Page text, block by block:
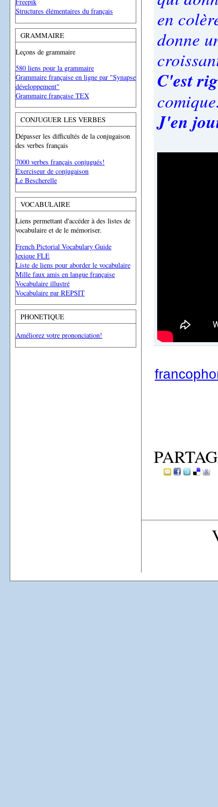
Structures élémentaires du français
GRAMMAIRE
Leçons de grammaire
580 liens pour la grammaire
Grammaire française en ligne par "Synapse
développement"
Grammaire française TEX
CONJUGUER LES VERBES
Dépasser les difficultés de la conjugaison
des verbes français
7000 verbes français conjugués!
Exerciseur de conjugaison
Le Bescherelle
VOCABULAIRE
Liens permettant d'accéder à des listes de
vocabulaire et de le mémoriser.
French Pictorial Vocabulary Guide
lexique FLE
Liste de liens pour aborder le vocabulaire
Mille faux amis en langue française
Vocabulaire illustré
Vocabulaire par REPSIT
PHONETIQUE
Améliorez votre prononciation!
en
donne
C'est
J'en